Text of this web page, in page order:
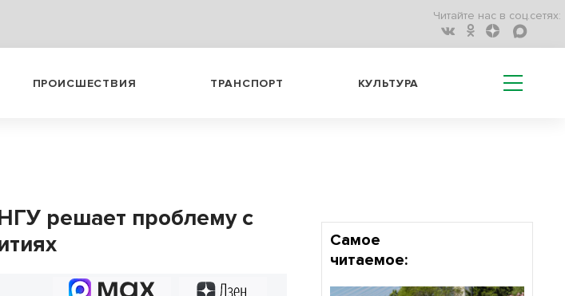
Читайте нас в соц.сетях:
ПРОИСШЕСТВИЯ ТРАНСПОРТ КУЛЬТУРА
решает проблему с
Самое
читаемое: